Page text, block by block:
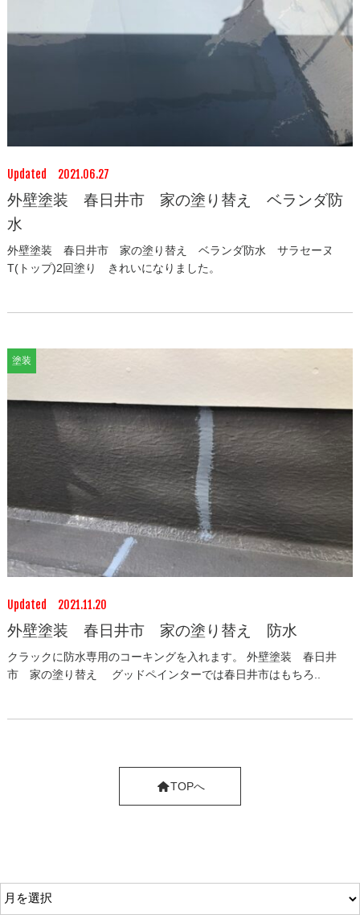
Updated 2021.06.27
外壁塗装 春日井市 家の塗り替え ベランダ防
水
外壁塗装 春日井市 家の塗り替え ベランダ防水 サラセーヌ
T(トップ)2回塗り きれいになりました。
塗装
Updated 2021.11.20
外壁塗装 春日井市 家の塗り替え 防水
クラックに防水専用のコーキングを入れます。 外壁塗装 春日井
市 家の塗り替え グッドペインターでは春日井市はもちろ..
TOPへ